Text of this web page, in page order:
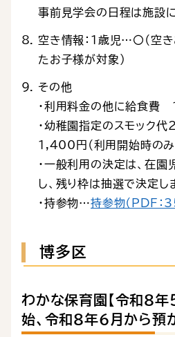
事前見学会の日程は施設
空き情報：１歳児…〇（空
たお子様が対象）
その他
・利用料金の他に給食
・幼稚園指定のスモック
1,400円（利用開始時のみ
・一般利用の決定は、在
し、残り枠は抽選で決定し
・持参物…持参物（PDF：
博多区
わかな保育園【令和８年
始、令和８年６月から預